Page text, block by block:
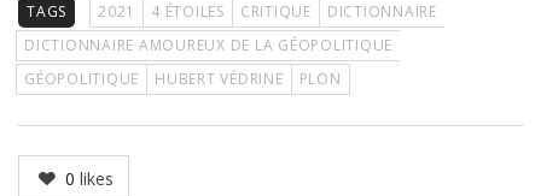
TAGS 2021 4 ÉTOILES CRITIQUE
DICTIONNAIRE
DICTIONNAIRE AMOUREUX DE LA GÉOPOLITIQUE
GÉOPOLITIQUE
HUBERT VÉDRINE PLON
0 likes